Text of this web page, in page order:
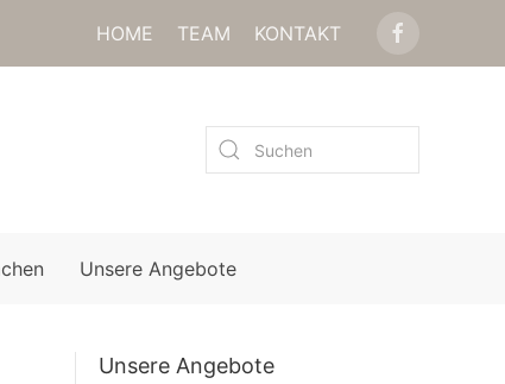
HOME TEAM KONTAKT
Unsere Angebote
Unsere Angebote